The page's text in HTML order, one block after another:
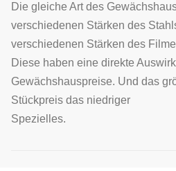
Die gleiche Art des
verschiedenen Stärken des
verschiedenen Stärken des
Diese haben eine direkte
Gewächshauspreise. Und das
Stückpreis das niedriger
Spezielles.